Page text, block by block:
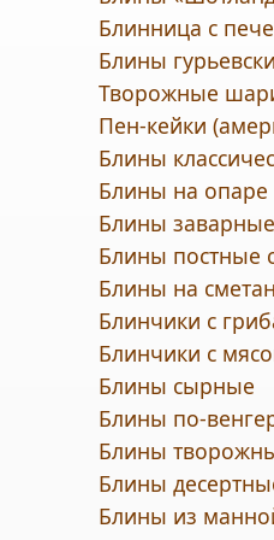
Блинница с
Блины
Творожные
Пен-кейки
Блины
Блины на опаре
Блины заварные
Блины постные
Блины на
Блинчики с
Блинчики с
Блины сырные
Блины по-
Блины
Блины
Блины из